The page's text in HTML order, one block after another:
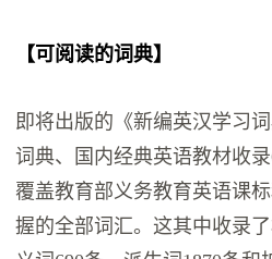
【可阅读的词典】
即将出版的《新编英汉学习
词典、国内经典英语教材收录
覆盖教育部义务教育英语课
握的全部词汇。这其中收录